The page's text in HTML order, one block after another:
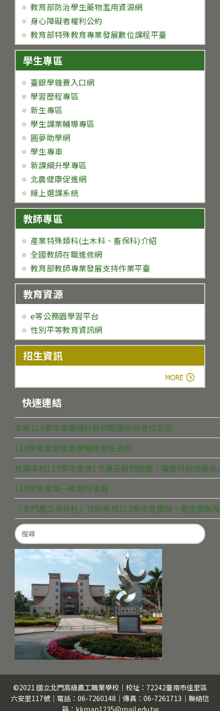
教育部防治學生藥物濫用資源網
身心障礙者權利公約
教育部特殊教育專業發展數位課程平臺
學生專區
臺銀學雜費入口網
學習歷程專區
新生專區
學生課業輔導專區
圓夢助學網
學生專車
新課綱升學專區
北農健康促進網
線上選課系統
教師專區
產業特殊類科(土木科、畜保科)介紹
全國教師在職進修網
教育部教師專業發展支持作業平臺
教育資源
e等公務園學習平台
性別平等教育資訊網
招生資訊
快速連結
本校115學年度電機科教師甄選術科考試公告
115學年度新生始業輔導新生須知
有關本校115學年度第1次專任教師甄選，電機科初試報
115學年度第一學期行事曆
「北門農工合作社」代辦學校115學年度團膳、新生服裝
Search
for:
©2021 國立北門高級農工職業學校｜校址：72242臺南市佳里區
六安里117號｜電話：06-7260148｜傳真：06-7261713｜聯絡信
箱： kkman1235@mail.edu.tw